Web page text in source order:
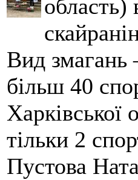
область)
Вид змагань
більш 40
Харківської
тільки 2
Пустова